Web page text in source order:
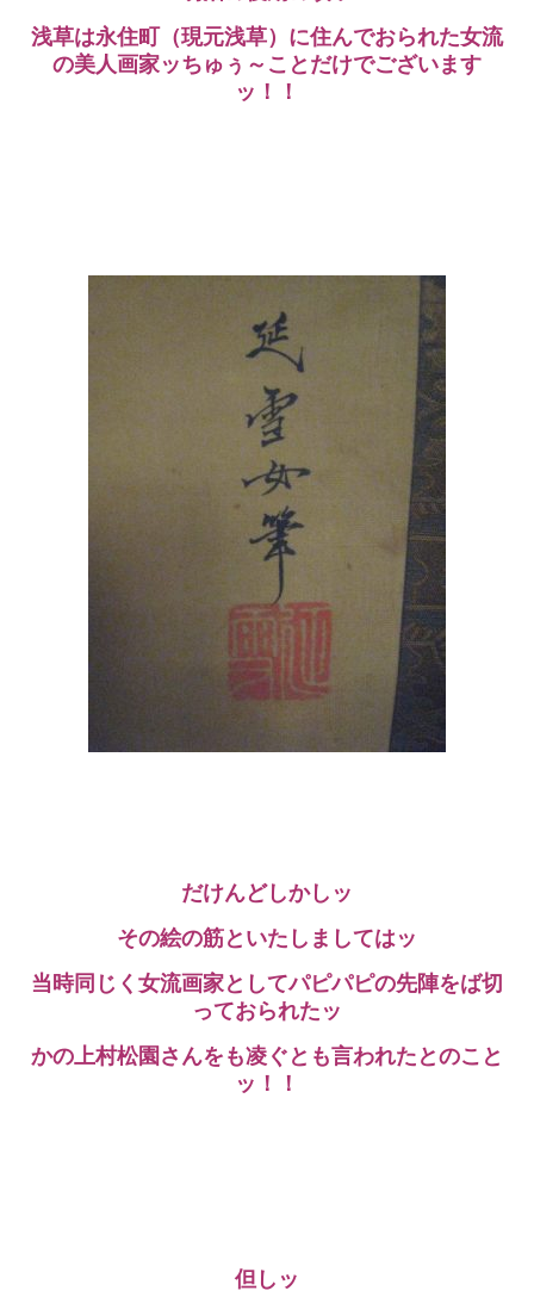
浅草は永住町（現元浅草）に住んでおられた女流
の美人画家ッちゅぅ～ことだけでございます
ッ！！
だけんどしかしッ
その絵の筋といたしましてはッ
当時同じく女流画家としてパピパピの先陣をば切
っておられたッ
かの上村松園さんをも凌ぐとも言われたとのこと
ッ！！
但しッ